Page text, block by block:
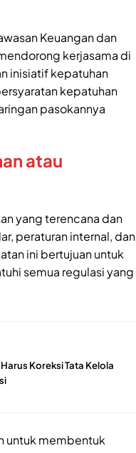
Keuangan dan
kerjasama di
inisiatif kepatuhan
kepatuhan
pasokannya
atau
yang terencana dan
peraturan internal, dan
ini bertujuan untuk
semua regulasi yang
Koreksi Tata Kelola
untuk membentuk